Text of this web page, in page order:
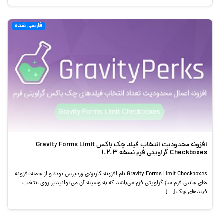
فارسی شده
افزونه محدودیت انتخاب فیلد چک باکس Gravity Forms Limit
Checkboxes گراویتی فرم نسخه 1.2.3
Gravity Forms Limit Checkboxes نام افزونه کاربردی وردپرس بوده و از جمله افزونه
های جانبی فرم ساز گراویتی فرم می‌باشد که به وسیله آن می‌توانید بر روی انتخاب
فیلدهای چک […]